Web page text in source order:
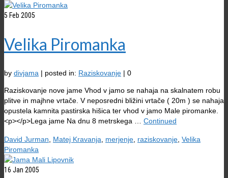
5 Feb 2005
Velika Piromanka
by divjama | posted in: Raziskovanje | 0
Raziskovanje nove jame Vhod v jamo se nahaja na skalnatem robu
plitve in majhne vrtače. V neposredni bližini vrtače ( 20m ) se nahaja
opustela kamnita pastirska hišica ter vhod v jamo Male piromanke.
<p></p>Lega jame Na dnu 8 metrskega … Continued
David Jurman, Matej Kravanja, merjenje, raziskovanje, Velika
Piromanka
16 Jan 2005